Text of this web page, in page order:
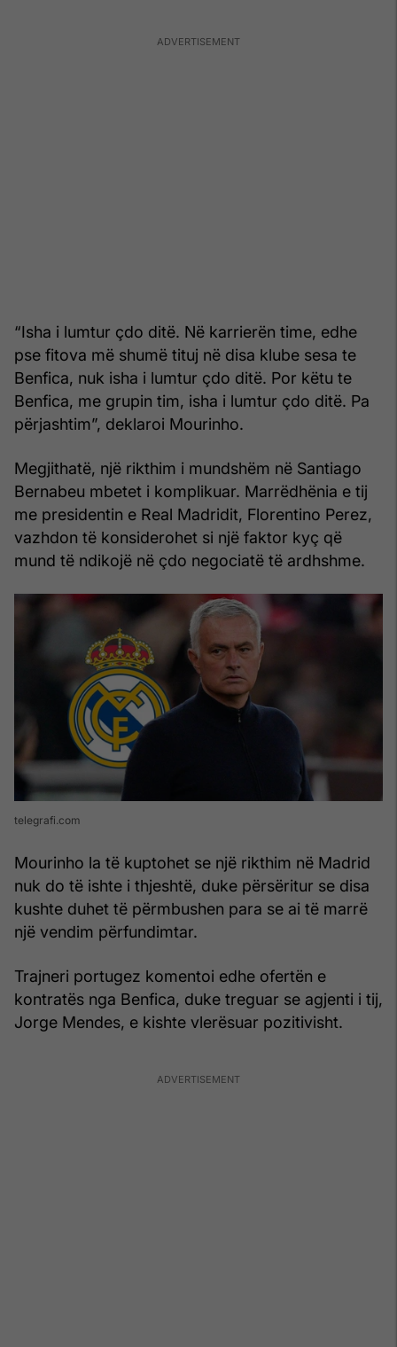
“Isha i lumtur çdo ditë. Në karrierën time, edhe
pse fitova më shumë tituj në disa klube sesa te
Benfica, nuk isha i lumtur çdo ditë. Por këtu te
Benfica, me grupin tim, isha i lumtur çdo ditë. Pa
përjashtim”, deklaroi Mourinho.
Megjithatë, një rikthim i mundshëm në Santiago
Bernabeu mbetet i komplikuar. Marrëdhënia e tij
me presidentin e Real Madridit, Florentino Perez,
vazhdon të konsiderohet si një faktor kyç që
mund të ndikojë në çdo negociatë të ardhshme.
telegrafi.com
Mourinho la të kuptohet se një rikthim në Madrid
nuk do të ishte i thjeshtë, duke përsëritur se disa
kushte duhet të përmbushen para se ai të marrë
një vendim përfundimtar.
Trajneri portugez komentoi edhe ofertën e
kontratës nga Benfica, duke treguar se agjenti i tij,
Jorge Mendes, e kishte vlerësuar pozitivisht.